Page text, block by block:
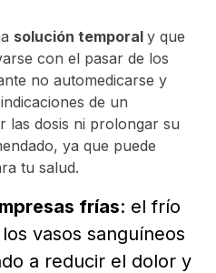
solución temporaly que
con el pasar de los
no automedicarse y
de un
las dosis ni prolongar su
ya que puede
tu salud.
frías: el frío
vasos sanguíneos
a reducir el dolor y